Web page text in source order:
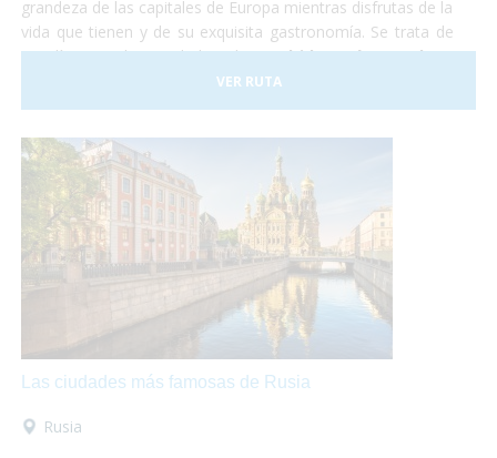
grandeza de las capitales de Europa mientras disfrutas de la
vida que tienen y de su exquisita gastronomía. Se trata de
22 días por las ciudades deMadrid, París, Londres,
Ámsterdam, Berlín, Praga, Budapest y Roma
todas muy diferentes entre sí y cada una es más hermosa
ensueño.Resulta que Europa es un
personas con movilidad reducida ya que contamos con
hoteles, transportes y todo tipo de
actividades accesibles.
¡No lo duden más y atrévanse a
descubrir el continente europeo! Unas vacaciones
que las disfrutarán al máximo mientras se
maravillan con la belleza de estos lugares y conocen
culturas totalmente diferentes aunque se encuentren a
pocos cientos de kilómetros entre ellas.
encantará!
VER RUTA
Las ciudades más famosas de Rusia
Rusia